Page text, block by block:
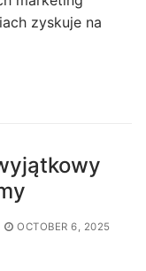
zyskuje na
OCTOBER 6, 2025